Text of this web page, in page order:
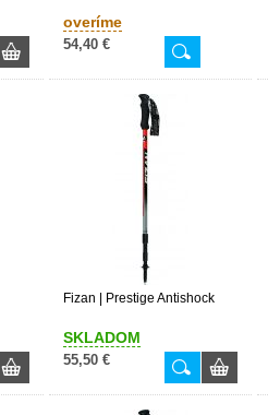
overíme
54,40 €
Fizan | Prestige Antishock
SKLADOM
55,50 €